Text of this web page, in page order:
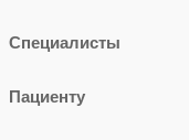
Специалисты
Пациенту